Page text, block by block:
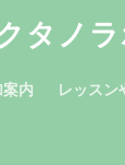
タノ
内 レッスン